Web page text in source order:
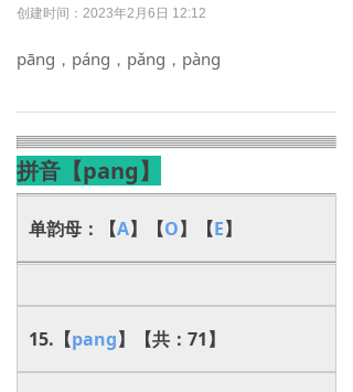
创建时间： 2023年2月6日 12:12
pāng，páng，pǎng，pàng
拼音【pang】
单韵母：【A】【O】【E】
15.【pang】 【共：71】